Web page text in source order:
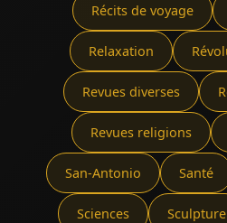
Récits de voyage
Relaxation
Revues diverses
Revues religions
San-Antonio Santé
Sciences Sculpture